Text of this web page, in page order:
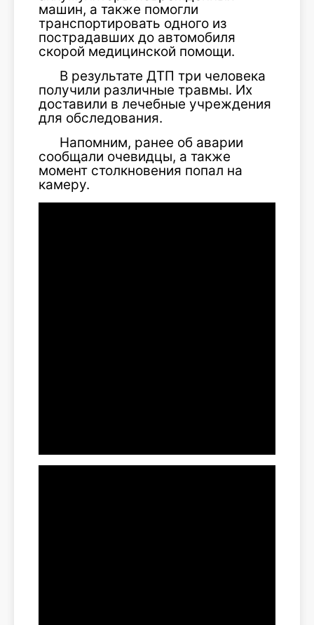
машин, а также помогли
транспортировать одного из
пострадавших до автомобиля
скорой медицинской помощи.
В результате ДТП три человека
получили различные травмы. Их
доставили в лечебные учреждения
для обследования.
Напомним, ранее об аварии
сообщали очевидцы, а также
момент столкновения попал на
камеру.